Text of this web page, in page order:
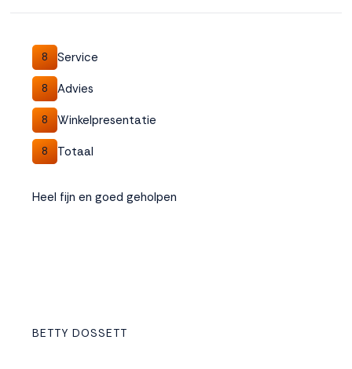
8 Service
8 Advies
8 Winkelpresentatie
8 Totaal
Heel fijn en goed geholpen
BETTY DOSSETT